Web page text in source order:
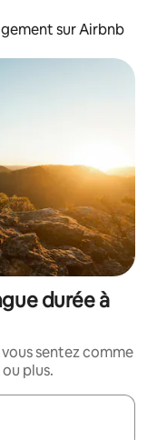
sur Airbnb
durée à
sentez comme
plus.
les flèches vers le